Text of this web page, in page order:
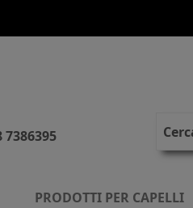
7386395
PRODOTTI PER CAPELLI